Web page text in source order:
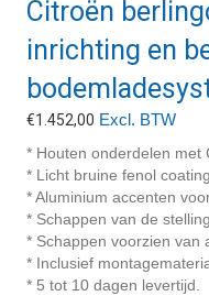
Citroën
inrichting en
€1.452,00 Excl. BTW
* Houten onderdelen met
* Licht bruine fenol
* Aluminium accenten
* Schappen van de
* Schappen voorzien van
* Inclusief
* 5 tot 10 dagen levertijd.